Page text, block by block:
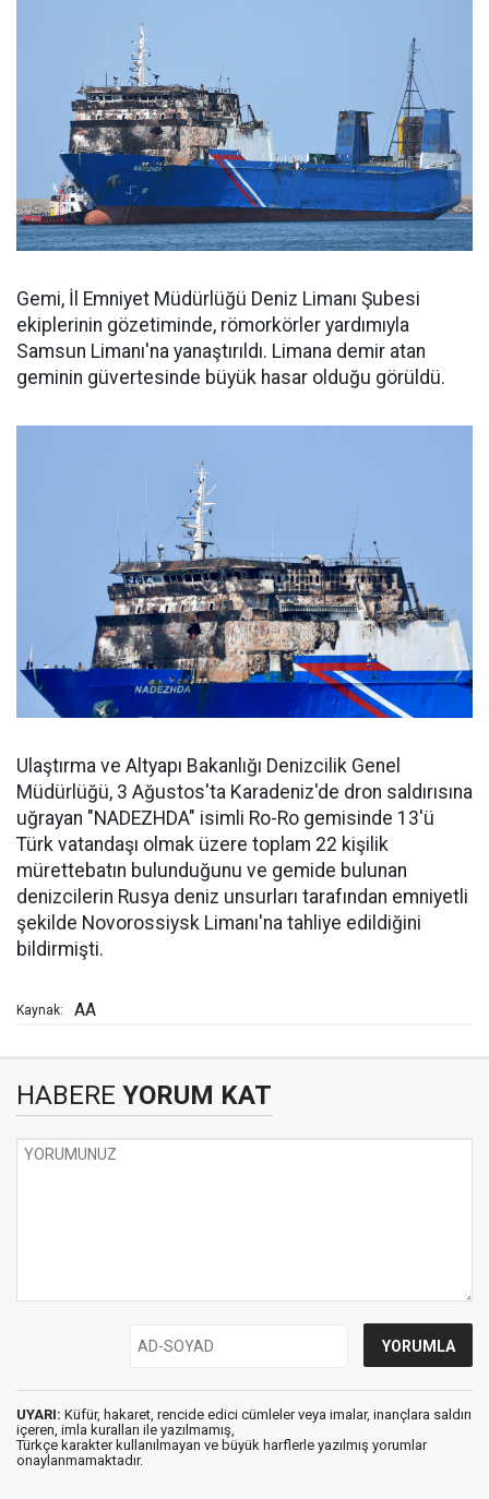
Gemi, İl Emniyet Müdürlüğü Deniz Limanı Şubesi
ekiplerinin gözetiminde, römorkörler yardımıyla
Samsun Limanı'na yanaştırıldı. Limana demir atan
geminin güvertesinde büyük hasar olduğu görüldü.
Ulaştırma ve Altyapı Bakanlığı Denizcilik Genel
Müdürlüğü, 3 Ağustos'ta Karadeniz'de dron saldırısına
uğrayan "NADEZHDA" isimli Ro-Ro gemisinde 13'ü
Türk vatandaşı olmak üzere toplam 22 kişilik
mürettebatın bulunduğunu ve gemide bulunan
denizcilerin Rusya deniz unsurları tarafından emniyetli
şekilde Novorossiysk Limanı'na tahliye edildiğini
bildirmişti.
Kaynak: AA
HABERE YORUM KAT
UYARI: Küfür, hakaret, rencide edici cümleler veya imalar, inançlara saldırı
içeren, imla kuralları ile yazılmamış,
Türkçe karakter kullanılmayan ve büyük harflerle yazılmış yorumlar
onaylanmamaktadır.